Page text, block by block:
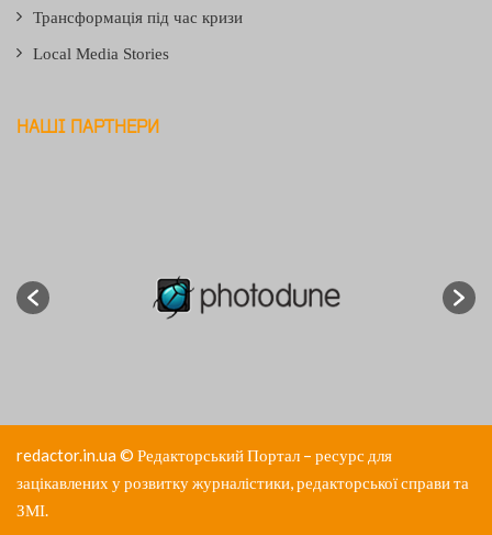
Трансформація під час кризи
Local Media Stories
НАШІ ПАРТНЕРИ
redactor.in.ua© Редакторський Портал – ресурс для
зацікавлених у розвитку журналістики, редакторської справи та
ЗМІ.